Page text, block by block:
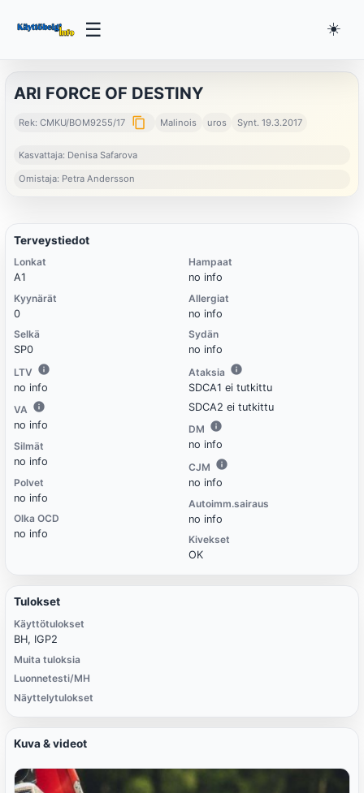
☰ ☀️
ARI FORCE OF DESTINY
Rek: CMKU/BOM9255/17 content_copy Malinois uros Synt. 19.3.2017
Kasvattaja: Denisa Safarova
Omistaja: Petra Andersson
Terveystiedot
Lonkat
A1
Kyynärät
0
Selkä
SP0
LTV
no info
VA
no info
Silmät
no info
Polvet
no info
Olka OCD
no info
Hampaat
no info
Allergiat
no info
Sydän
no info
Ataksia
SDCA1 ei tutkittu
SDCA2 ei tutkittu
DM
no info
CJM
no info
Autoimm.sairaus
no info
Kivekset
OK
Tulokset
Käyttötulokset
BH, IGP2
Muita tuloksia
Luonnetesti/MH
Näyttelytulokset
Kuva & videot